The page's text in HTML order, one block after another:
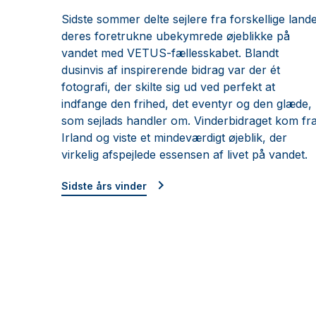
Sidste sommer delte sejlere fra forskellige
deres foretrukne ubekymrede øjeblikke på
vandet med VETUS-fællesskabet. Blandt
dusinvis af inspirerende bidrag var der ét
fotografi, der skilte sig ud ved perfekt at
indfange den frihed, det eventyr og den glæde,
som sejlads handler om. Vinderbidraget kom
Irland og viste et mindeværdigt øjeblik, der
virkelig afspejlede essensen af livet på vandet.
Sidste års vinder